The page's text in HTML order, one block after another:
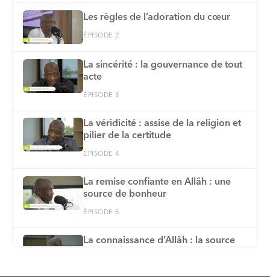
Les règles de l’adoration du cœur
ÉPISODE 2
La sincérité : la gouvernance de tout
acte
ÉPISODE 3
La véridicité : assise de la religion et
pilier de la certitude
ÉPISODE 4
La remise confiante en Allâh : une
source de bonheur
ÉPISODE 5
La connaissance d’Allâh : la source